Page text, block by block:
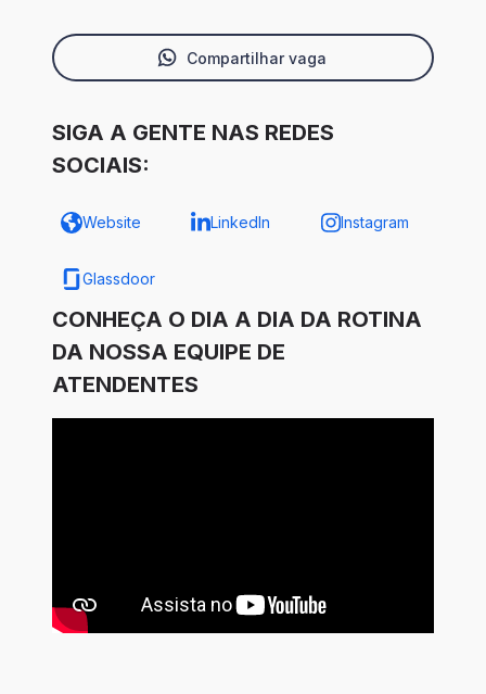
Compartilhar vaga
SIGA A GENTE NAS REDES
SOCIAIS:
Website LinkedIn Instagram
Glassdoor
CONHEÇA O DIA A DIA DA ROTINA
DA NOSSA EQUIPE DE
ATENDENTES